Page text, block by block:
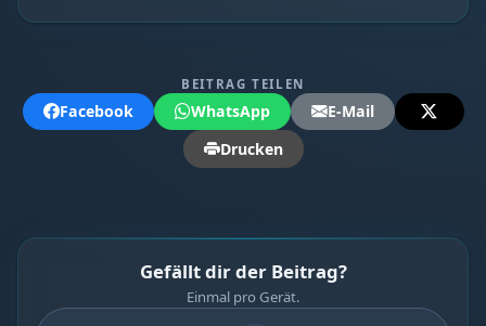
BEITRAG TEILEN
Facebook WhatsApp
E-Mail
Drucken
Gefällt dir der Beitrag?
Einmal pro Gerät.